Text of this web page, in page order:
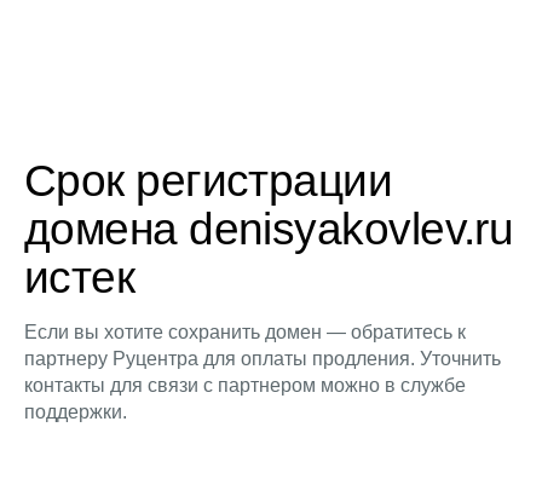
Срок регистрации
домена denisyakovlev.ru
истек
Если вы хотите сохранить домен — обратитесь к
партнеру Руцентра для оплаты продления. Уточнить
контакты для связи с партнером можно в службе
поддержки.